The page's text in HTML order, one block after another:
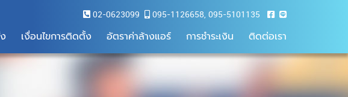
02-0623099 095-1126658, 095-5101135
เงื่อนไขการติดตั้ง อัตราค่าล้างแอร์ การชำระเงิน ติดต่อเรา